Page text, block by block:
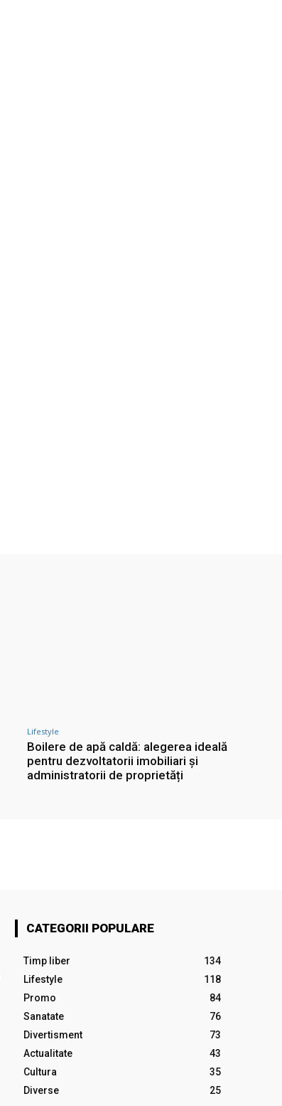
Lifestyle
Boilere de apă caldă: alegerea ideală
pentru dezvoltatorii imobiliari și
administratorii de proprietăți
CATEGORII POPULARE
Timp liber
134
Lifestyle
118
Promo
84
Sanatate
76
Divertisment
73
Actualitate
43
Cultura
35
Diverse
25